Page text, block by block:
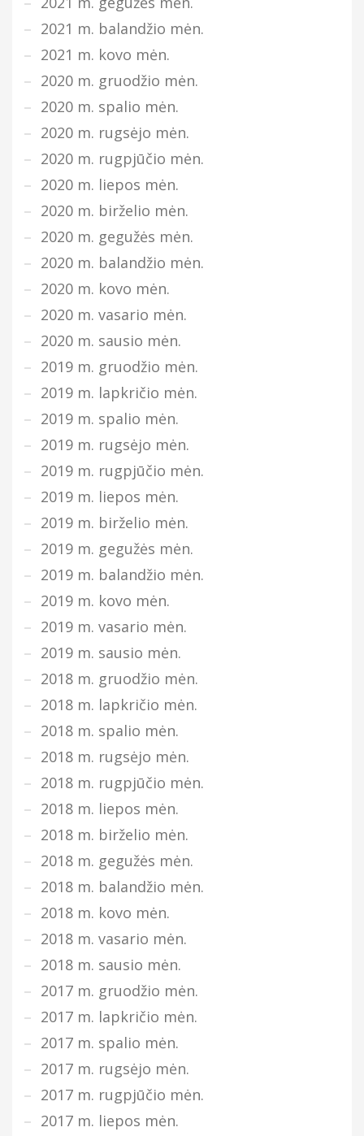
2021 m. balandžio mėn.
2021 m. kovo mėn.
2020 m. gruodžio mėn.
2020 m. spalio mėn.
2020 m. rugsėjo mėn.
2020 m. rugpjūčio mėn.
2020 m. liepos mėn.
2020 m. birželio mėn.
2020 m. gegužės mėn.
2020 m. balandžio mėn.
2020 m. kovo mėn.
2020 m. vasario mėn.
2020 m. sausio mėn.
2019 m. gruodžio mėn.
2019 m. lapkričio mėn.
2019 m. spalio mėn.
2019 m. rugsėjo mėn.
2019 m. rugpjūčio mėn.
2019 m. liepos mėn.
2019 m. birželio mėn.
2019 m. gegužės mėn.
2019 m. balandžio mėn.
2019 m. kovo mėn.
2019 m. vasario mėn.
2019 m. sausio mėn.
2018 m. gruodžio mėn.
2018 m. lapkričio mėn.
2018 m. spalio mėn.
2018 m. rugsėjo mėn.
2018 m. rugpjūčio mėn.
2018 m. liepos mėn.
2018 m. birželio mėn.
2018 m. gegužės mėn.
2018 m. balandžio mėn.
2018 m. kovo mėn.
2018 m. vasario mėn.
2018 m. sausio mėn.
2017 m. gruodžio mėn.
2017 m. lapkričio mėn.
2017 m. spalio mėn.
2017 m. rugsėjo mėn.
2017 m. rugpjūčio mėn.
2017 m. liepos mėn.